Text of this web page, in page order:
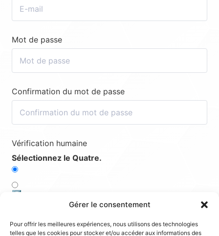
Gérer le consentement
Pour offrir les meilleures expériences, nous utilisons des technologies
telles que les cookies pour stocker et/ou accéder aux informations des
Mot de passe
Confirmation du mot de passe
Vérification humaine
Sélectionnez le Quatre.
5️⃣